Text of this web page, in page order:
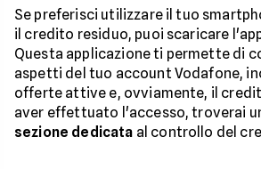
Se preferisci utilizzare il tuo
il credito residuo, puoi scaricare
Questa applicazione ti permette di
aspetti del tuo account Vodafone,
offerte attive e, ovviamente, il
aver effettuato l'accesso, troverai
sezione dedicata al controllo del